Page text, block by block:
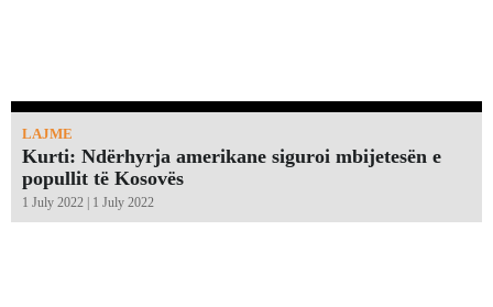
LAJME
Kurti: Ndërhyrja amerikane siguroi mbijetesën e
popullit të Kosovës
1 July 2022 | 1 July 2022